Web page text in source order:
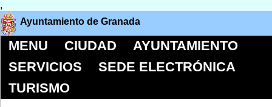
,
Ayuntamiento de Granada
MENU CIUDAD
AYUNTAMIENTO
SERVICIOS
SEDE ELECTRÓNICA
TURISMO